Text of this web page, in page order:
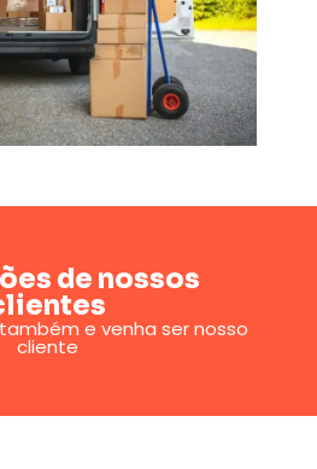
de nossos
e venha ser nosso
cliente